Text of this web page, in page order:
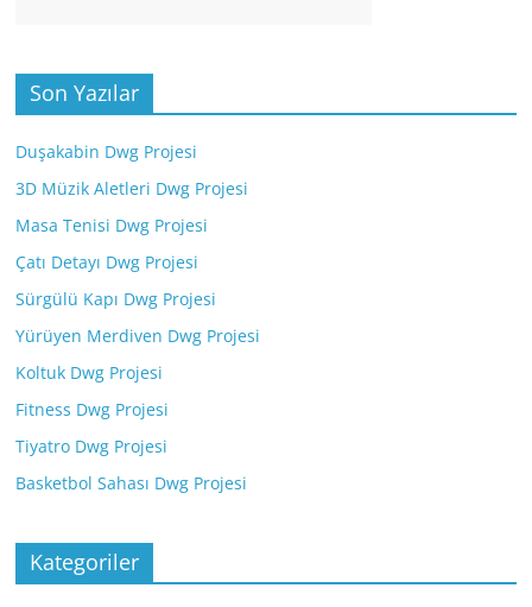
Son Yazılar
Duşakabin Dwg Projesi
3D Müzik Aletleri Dwg Projesi
Masa Tenisi Dwg Projesi
Çatı Detayı Dwg Projesi
Sürgülü Kapı Dwg Projesi
Yürüyen Merdiven Dwg Projesi
Koltuk Dwg Projesi
Fitness Dwg Projesi
Tiyatro Dwg Projesi
Basketbol Sahası Dwg Projesi
Kategoriler